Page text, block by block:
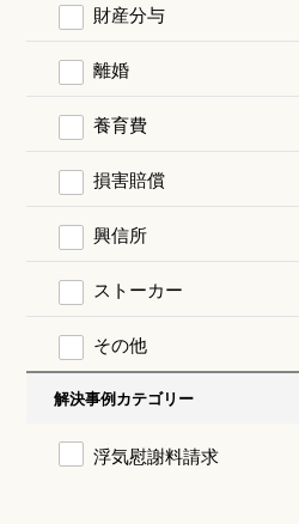
財産分与
離婚
養育費
損害賠償
興信所
ストーカー
その他
解決事例カテゴリー
浮気慰謝料請求